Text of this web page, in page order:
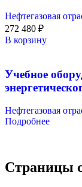
Нефтегазовая
272 480 ₽
В корзину
Учебное
Нефтегазовая
Подробнее
Страницы